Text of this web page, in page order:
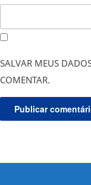
SALVAR MEUS
COMENTAR.